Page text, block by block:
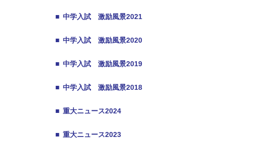
■ 中学入試 激励風景2021
■ 中学入試 激励風景2020
■ 中学入試 激励風景2019
■ 中学入試 激励風景2018
■ 重大ニュース2024
■ 重大ニュース2023